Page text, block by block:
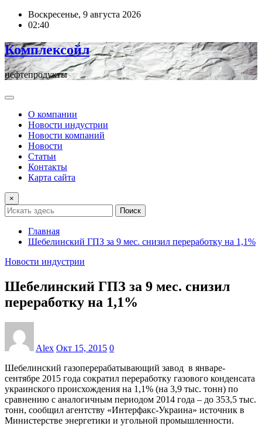
ПерейтиВоскресенье, 9 августа 2026
02:40
Комплексойл
нефтепродукты
О компании
Новости индустрии
Новости компаний
Новости
Статьи
Контакты
Карта сайта
×
Поиск
Главная
Шебелинский ГПЗ за 9 мес. снизил переработку на 1,1%
Новости индустрии
Шебелинский ГПЗ за 9 мес. снизил
переработку на 1,1%
Alex Окт 15, 2015 0
Шебелинский газоперерабатывающий завод в январе-
сентябре 2015 года сократил переработку газового конденсата
украинского происхождения на 1,1% (на 3,9 тыс. тонн) по
сравнению с аналогичным периодом 2014 года – до 353,5 тыс.
тонн, сообщил агентству «Интерфакс-Украина» источник в
Министерстве энергетики и угольной промышленности.